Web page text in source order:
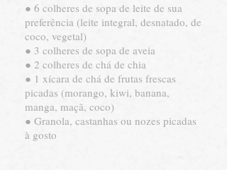
● 6 colheres de sopa de leite de sua
preferência (leite integral, desnatado, de
coco, vegetal)
● 3 colheres de sopa de aveia
● 2 colheres de chá de chia
● 1 xícara de chá de frutas frescas
picadas (morango, kiwi, banana,
manga, maçã, coco)
● Granola, castanhas ou nozes picadas
à gosto